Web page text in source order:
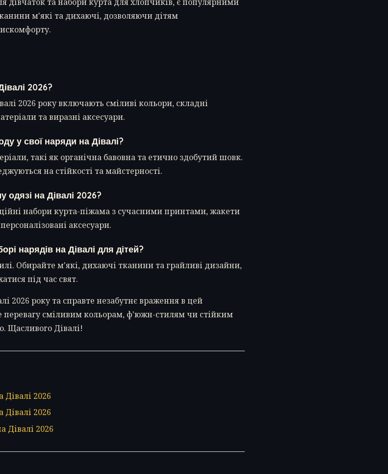
м'які та дихаючі, дозволяючи дітям
2026?
2026 року включають сміливі кольори, складні
та виразні аксесуари.
у свої наряди на Дівалі?
такі як органічна бавовна та етично здобутий шовк.
на стійкості та майстерності.
одязі на Дівалі 2026?
набори курта-піжама з сучасними принтами, жакети
аксесуари.
нарядів на Дівалі для дітей?
Обирайте м'які, дихаючі тканини та грайливі дизайни,
під час свят.
2026 року та справте незабутнє враження в цей
перевагу сміливим кольорам, ф'южн-стилям чи стійким
Щасливого Дівалі!
2026
2026
Дівалі 2026